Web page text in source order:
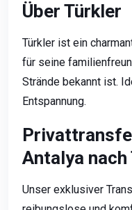
Über Türkler
Türkler ist ein
für seine
Strände bekannt ist.
Entspannung.
Antalya nach
Unser exklusiver